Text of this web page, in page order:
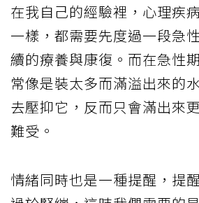
在我自己的經驗裡，心理疾
一樣，都需要先度過一段急
續的療養與康復。而在急性
常像是裝太多而滿溢出來的
去壓抑它，反而只會滿出來
難受。
情緒同時也是一種提醒，提